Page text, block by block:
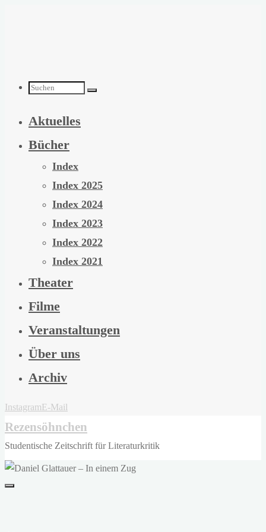
Suchen
nach:
Aktuelles
Bücher
Index
Index 2025
Index 2024
Index 2023
Index 2022
Index 2021
Theater
Filme
Veranstaltungen
Über uns
Archiv
InstagramE-Mail
Rezensöhnchen
Studentische Zeitschrift für Literaturkritik